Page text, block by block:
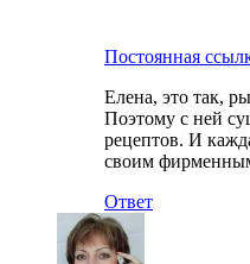
Постоянная
Елена, это так,
Поэтому с ней
рецептов. И
своим
Ответ